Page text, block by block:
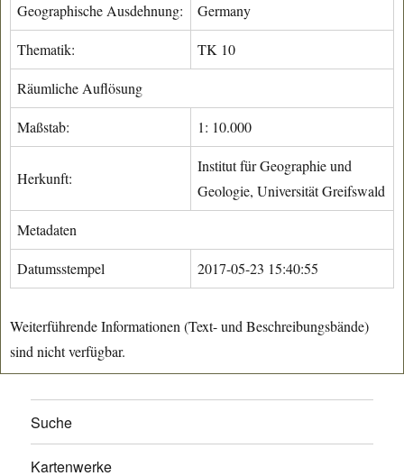
Geographische Ausdehnung: Germany
Thematik: TK 10
Räumliche Auflösung
Maßstab: 1: 10.000
Herkunft:
Institut für Geographie und
Geologie, Universität Greifswald
Metadaten
Datumsstempel 2017-05-23 15:40:55
Weiterführende Informationen (Text- und Beschreibungsbände)
sind nicht verfügbar.
Suche
Kartenwerke